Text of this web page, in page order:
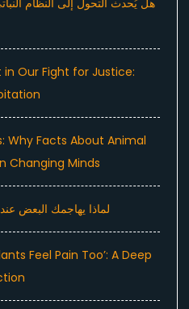
in Our Fight for Justice:
Why Facts About Animal
Changing Minds
لماذا يهاجمك البعض
Feel Pain Too’: A Deep